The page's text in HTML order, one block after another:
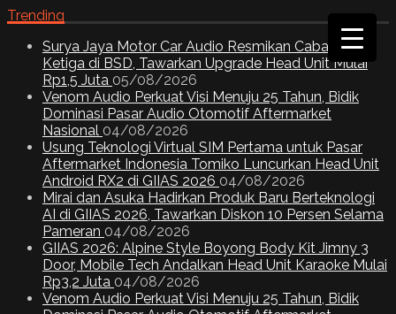
Trending
Surya Jaya Motor Car Audio Resmikan Cabang
Ketiga di BSD, Tawarkan Upgrade Head Unit Mulai
Rp1,5 Juta 05/08/2026
Venom Audio Perkuat Visi Menuju 25 Tahun, Bidik
Dominasi Pasar Audio Otomotif Aftermarket
Nasional 04/08/2026
Usung Teknologi Virtual SIM Pertama untuk Pasar
Aftermarket Indonesia Tomiko Luncurkan Head Unit
Android RX2 di GIIAS 2026 04/08/2026
Mirai dan Asuka Hadirkan Produk Baru Berteknologi
AI di GIIAS 2026, Tawarkan Diskon 10 Persen Selama
Pameran 04/08/2026
GIIAS 2026: Alpine Style Boyong Body Kit Jimny 3
Door, Mobile Tech Andalkan Head Unit Karaoke Mulai
Rp3,2 Juta 04/08/2026
Venom Audio Perkuat Visi Menuju 25 Tahun, Bidik